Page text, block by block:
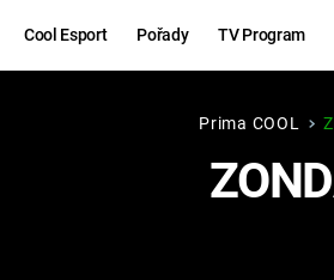
Cool Esport Pořady TV Program
Prima COOL